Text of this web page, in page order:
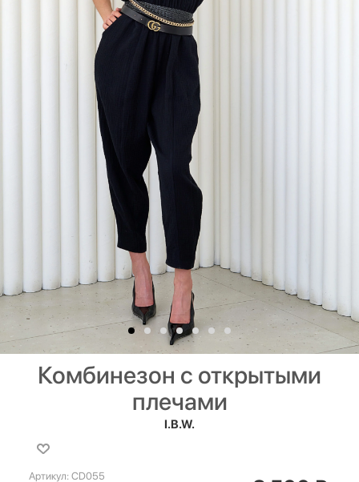
Комбинезон с открытыми
плечами
I.B.W.
Артикул: CD055